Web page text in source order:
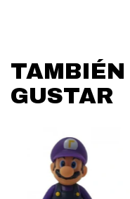
TAMBIÉN
GUSTAR